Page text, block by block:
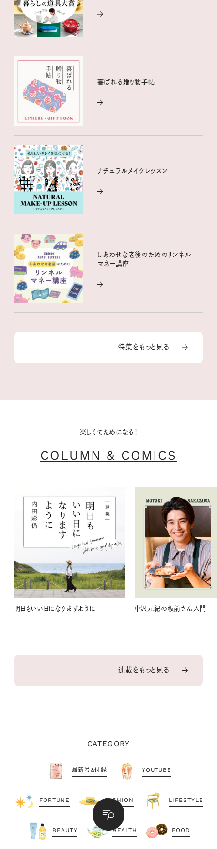
喜ばれる贈り物手帖
ナチュラルメイクレッスン
しあわせな老後のためのリンネル
マネー講座
特集をもっと見る
楽しくてためになる！
COLUMN & COMICS
明日もいい日になりますように 中沢元紀の板前さん入門
連載をもっと見る
CATEGORY
最新号&付録 YOUTUBE
FORTUNE FASHION LIFESTYLE
BEAUTY HEALTH FOOD